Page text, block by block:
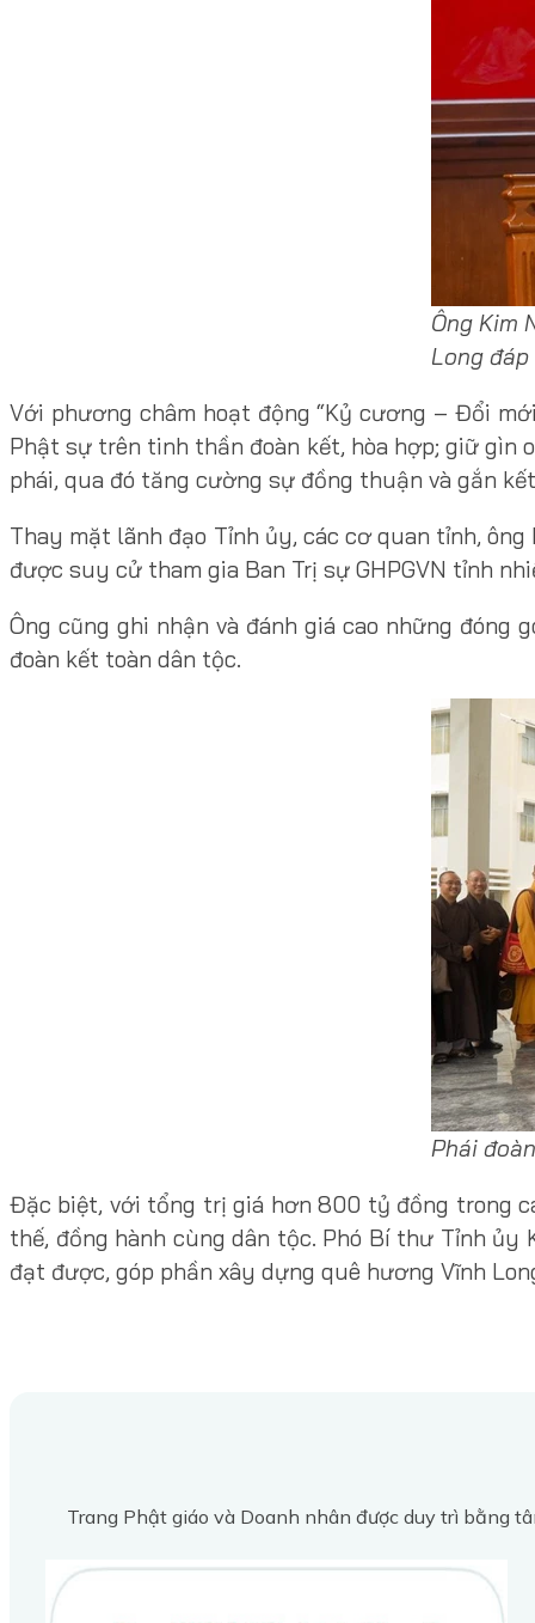
Ông Kim
Long
Với phương châm hoạt động “Kỷ cương – Đổi
Phật sự trên tinh thần đoàn kết, hòa hợp; giữ
phái, qua đó tăng cường sự đồng thuận và gắn
Thay mặt lãnh đạo Tỉnh ủy, các cơ quan tỉnh,
được suy cử tham gia Ban Trị sự GHPGVN tỉnh
Ông cũng ghi nhận và đánh giá cao những
đoàn kết toàn dân tộc.
Phái
Đặc biệt, với tổng trị giá hơn 800 tỷ đồng trong
thế, đồng hành cùng dân tộc. Phó Bí thư Tỉnh
đạt được, góp phần xây dựng quê hương Vĩnh
Trang Phật giáo và Doanh nhân được duy trì bằng